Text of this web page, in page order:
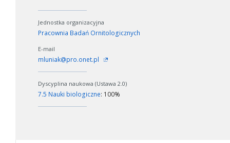
Jednostka organizacyjna
Pracownia Badań Ornitologicznych
E-mail
mluniak@pro.onet.pl
Dyscyplina naukowa (Ustawa 2.0)
7.5 Nauki biologiczne: 100%